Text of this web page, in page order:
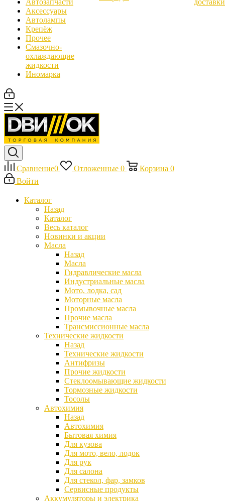
Автозапчасти
Аксессуары
Автолампы
Крепёж
Прочее
Смазочно-
охлаждающие
жидкости
Иномарка
доставки
Сравнение0 Отложенные 0 Корзина 0
Войти
Каталог
Назад
Каталог
Весь каталог
Новинки и акции
Масла
Назад
Масла
Гидравлические масла
Индустриальные масла
Мото, лодка, сад
Моторные масла
Промывочные масла
Прочие масла
Трансмиссионные масла
Технические жидкости
Назад
Технические жидкости
Антифризы
Прочие жидкости
Стеклоомывающие жидкости
Тормозные жидкости
Тосолы
Автохимия
Назад
Автохимия
Бытовая химия
Для кузова
Для мото, вело, лодок
Для рук
Для салона
Для стекол, фар, замков
Сервисные продукты
Аккумуляторы и электрика